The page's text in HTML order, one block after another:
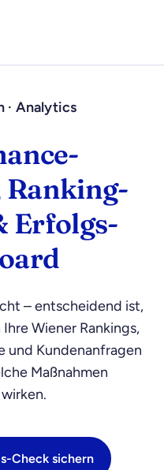
· Analytics
Erfolgs-
– entscheidend ist,
Wiener Rankings,
und Kundenanfragen
Maßnahmen
Check sichern